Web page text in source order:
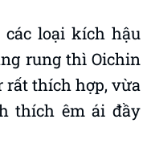
loại kích hậu
rung thì Oichin
rất thích hợp, vừa
thích êm ái đầy